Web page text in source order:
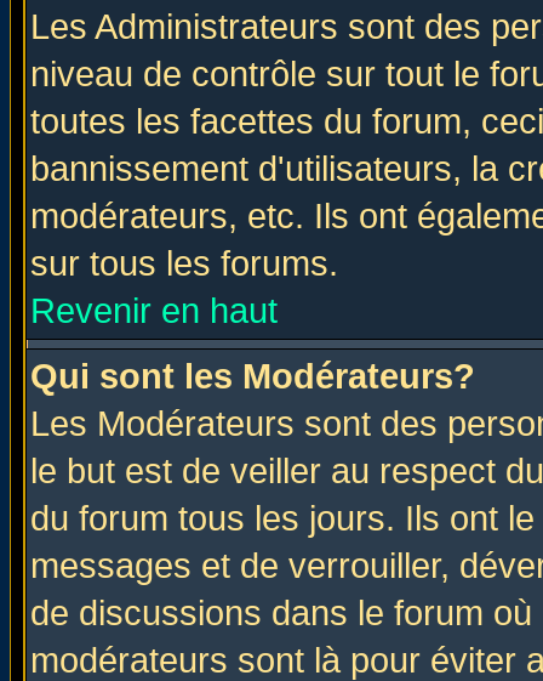
Les Administrateurs sont des
niveau de contrôle sur tout le
toutes les facettes du forum,
bannissement d'utilisateurs, la
modérateurs, etc. Ils ont
sur tous les forums.
Revenir en haut
Qui sont les Modérateurs?
Les Modérateurs sont des
le but est de veiller au respect
du forum tous les jours. Ils ont
messages et de verrouiller,
de discussions dans le forum
modérateurs sont là pour éviter